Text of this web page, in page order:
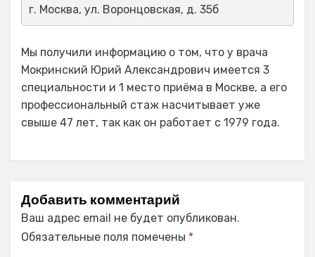
г. Москва, ул. Воронцовская, д. 35б
Мы получили информацию о том, что у врача
Мокринский Юрий Александрович имеется 3
специальности и 1 место приёма в Москве, а его
профессиональный стаж насчитывает уже
свыше 47 лет, так как он работает с 1979 года.
Добавить комментарий
Ваш адрес email не будет опубликован.
Обязательные поля помечены *